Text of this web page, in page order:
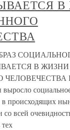
В ЖИЗНИ
Не
происходящих
со всей